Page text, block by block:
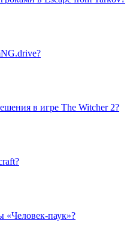
в игре The Witcher 2?
«Человек-паук»?